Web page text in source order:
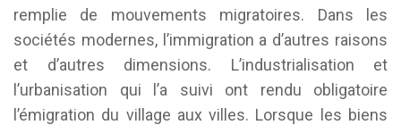
remplie de mouvements migratoires. Dans les
sociétés modernes, l’immigration a d’autres raisons
et d’autres dimensions. L’industrialisation et
l’urbanisation qui l’a suivi ont rendu obligatoire
l’émigration du village aux villes. Lorsque les biens